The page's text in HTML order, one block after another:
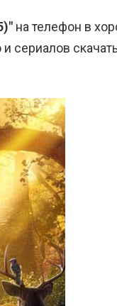
на телефон в
сериалов